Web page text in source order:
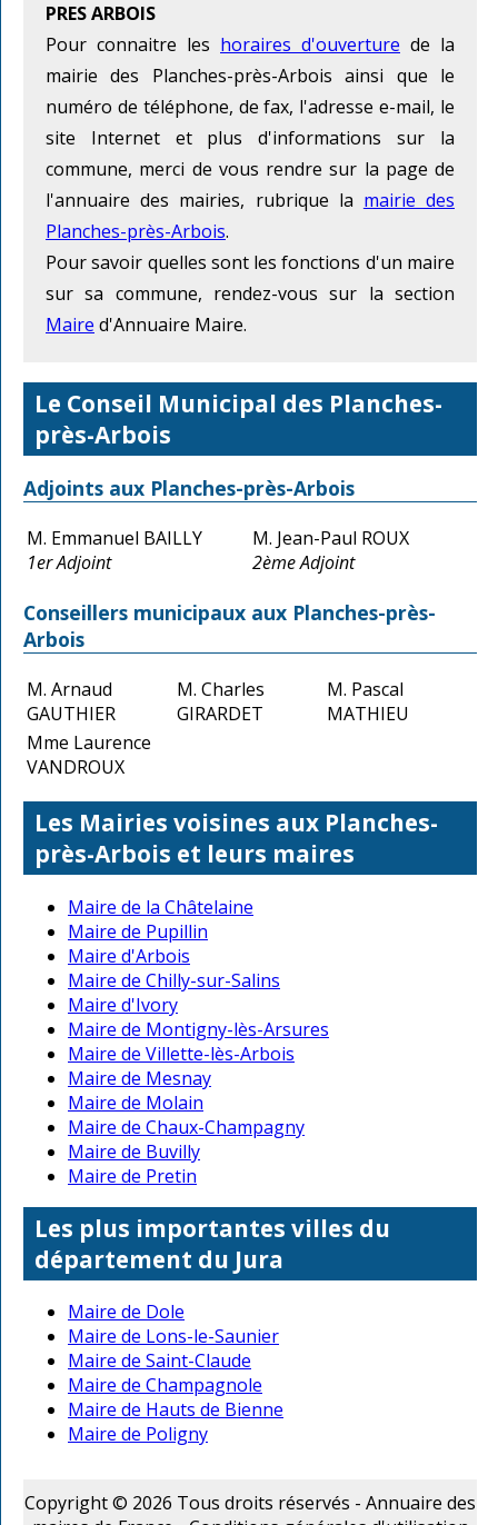
PRES ARBOIS
Pour connaitre les horaires d'ouverture de la
mairie des Planches-près-Arbois ainsi que le
numéro de téléphone, de fax, l'adresse e-mail, le
site Internet et plus d'informations sur la
commune, merci de vous rendre sur la page de
l'annuaire des mairies, rubrique la mairie des
Planches-près-Arbois.
Pour savoir quelles sont les fonctions d'un maire
sur sa commune, rendez-vous sur la section
Maire d'Annuaire Maire.
Le Conseil Municipal des Planches-
près-Arbois
Adjoints aux Planches-près-Arbois
M. Emmanuel BAILLY
1er Adjoint
M. Jean-Paul ROUX
2ème Adjoint
Conseillers municipaux aux Planches-près-
Arbois
M. Arnaud
GAUTHIER
M. Charles
GIRARDET
M. Pascal
MATHIEU
Mme Laurence
VANDROUX
Les Mairies voisines aux Planches-
près-Arbois et leurs maires
Maire de la Châtelaine
Maire de Pupillin
Maire d'Arbois
Maire de Chilly-sur-Salins
Maire d'Ivory
Maire de Montigny-lès-Arsures
Maire de Villette-lès-Arbois
Maire de Mesnay
Maire de Molain
Maire de Chaux-Champagny
Maire de Buvilly
Maire de Pretin
Les plus importantes villes du
département du Jura
Maire de Dole
Maire de Lons-le-Saunier
Maire de Saint-Claude
Maire de Champagnole
Maire de Hauts de Bienne
Maire de Poligny
Copyright © 2026 Tous droits réservés - Annuaire des